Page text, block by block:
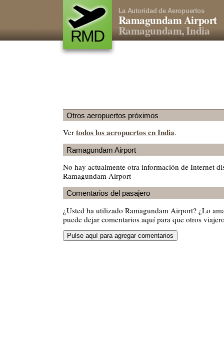
RMD
La Autoridad de Aeropuertos
Ramagundam Airport
Ramagundam, India
Otros aeropuertos próximos
Ver todos los aeropuertos en India.
Ramagundam Airport
No hay actualmente otra información de Internet
Ramagundam Airport
Comentarios del pasajero
¿Usted ha utilizado Ramagundam Airport? ¿Lo
puede dejar comentarios aquí para que otros